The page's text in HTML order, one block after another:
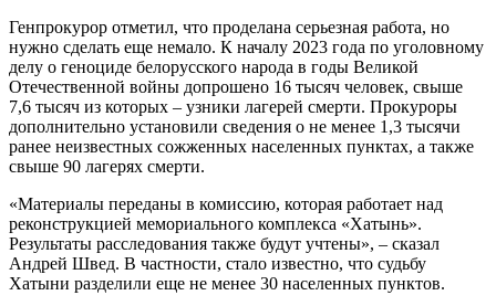
Генпрокурор отметил, что проделана серьезная работа, но
нужно сделать еще немало. К началу 2023 года по уголовному
делу о геноциде белорусского народа в годы Великой
Отечественной войны допрошено 16 тысяч человек, свыше
7,6 тысяч из которых – узники лагерей смерти. Прокуроры
дополнительно установили сведения о не менее 1,3 тысячи
ранее неизвестных сожженных населенных пунктах, а также
свыше 90 лагерях смерти.
«Материалы переданы в комиссию, которая работает над
реконструкцией мемориального комплекса «Хатынь».
Результаты расследования также будут учтены», – сказал
Андрей Швед. В частности, стало известно, что судьбу
Хатыни разделили еще не менее 30 населенных пунктов.